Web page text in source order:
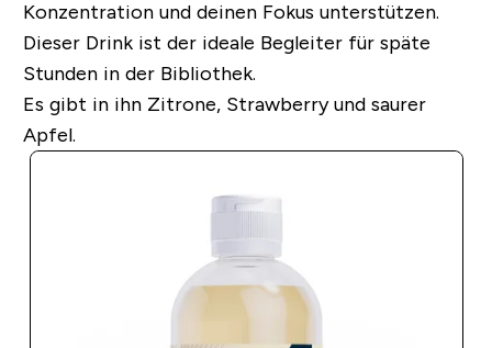
Konzentration und deinen Fokus unterstützen.
Dieser Drink ist der ideale Begleiter für späte
Stunden in der Bibliothek.
Es gibt in ihn Zitrone, Strawberry und saurer
Apfel.